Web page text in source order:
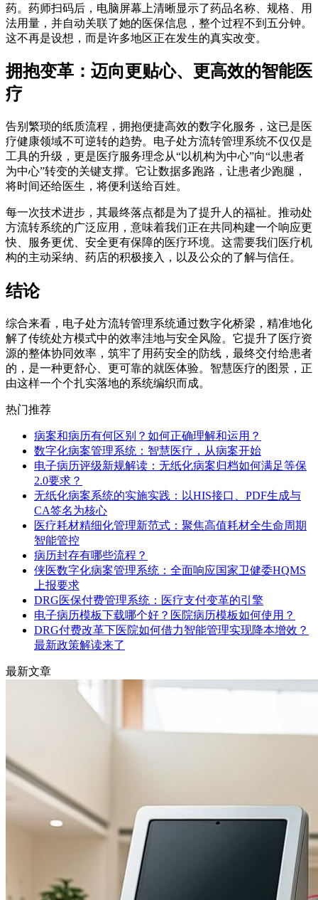
药。药师扫码后，电脑屏幕上清晰显示了药品名称、规格、用
法用量，并自动关联了她的医保信息，整个过程不到五分钟。
这不再是设想，而是许多地区正在发生的真实改变。
拥抱变革：迈向更贴心、更高效的智能医
疗
告别繁琐的纸质流程，拥抱便捷高效的数字化服务，这已是医
疗健康领域不可逆转的趋势。电子处方流转管理系统不仅仅是
工具的升级，更是医疗服务理念从“以机构为中心”向“以患者
为中心”转变的关键支撑。它让数据多跑路，让患者少跑腿，
将时间还给医生，将便利送给百姓。
每一次技术进步，其最终落点都是为了提升人的福祉。推动处
方流转系统的广泛应用，意味着我们正在共同构建一个响应更
快、服务更优、安全更有保障的医疗环境。这需要我们医疗机
构的主动采纳、药店的积极接入，以及公众的了解与信任。
结论
综合来看，电子处方流转管理系统通过数字化桥梁，精准地化
解了传统处方模式中的效率洼地与安全风险。它提升了医疗资
源的整体协同效率，筑牢了用药安全的防线，最终交付给患者
的，是一种更舒心、更可靠的就医体验。智慧医疗的图景，正
由这样一个个扎实落地的系统编织而成。
热门推荐
病案和病历有何区别？如何正确理解和运用？
数字化病案管理系统：智慧医疗，从病案开始
电子病历评级新规解读：无纸化病案归档如何满足等保
2.0要求？
无纸化病案系统的实施实践：以HIS接口、PDF生成与
CA签名为核心
医疗耗材精细化管理新范式：聚焦高值耗材全生命周期
智能管控
病历封存有哪些流程？
侠医数字化病案管理系统：全面响应国家卫健委HQMS
上报要求
DRG医保付费管理系统：医疗支付变革的引擎
电子病历模板下载哪个好？医院病历模板如何使用？
DRG付费改革下医院如何借力智能管理实现降本增效？
最新政策解读来了
最新文章